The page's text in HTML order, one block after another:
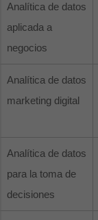
Analítica de datos
aplicada a
negocios
Analítica de datos
marketing digital
Analítica de datos
para la toma de
decisiones